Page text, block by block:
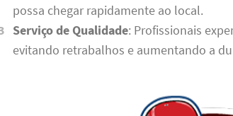
possa chegar rapidamente ao local.
Serviço de Qualidade: Profissionais
evitando retrabalhos e aumentando a